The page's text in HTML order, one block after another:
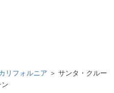
リフォルニア ＞ サンタ・クルー